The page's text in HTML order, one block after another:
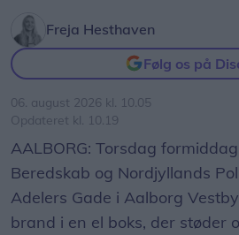
Freja Hesthaven
Følg os på
06. august 2026 kl. 10.05
Opdateret kl. 10.19
AALBORG: Torsdag
Beredskab og Nordjyllands
Adelers Gade i Aalborg
brand i en el boks, der støder